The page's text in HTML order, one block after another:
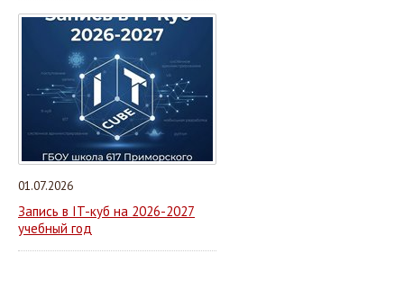
01.07.2026
Запись в IT-куб на 2026-2027
учебный год